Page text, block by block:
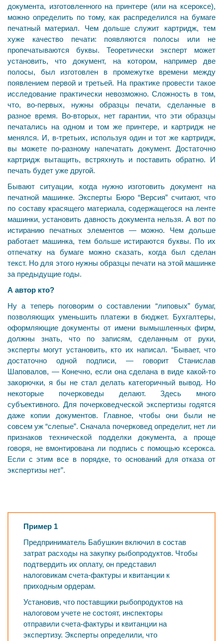
документа, изготовленного на принтере (или на ксероксе),
можно определить по тому, как распределился на бумаге
печатный материал. Чем дольше служит картридж, тем
хуже качество печати: появляются полосы или не
пропечатываются буквы. Теоретически эксперт может
установить, что документ, на котором, например две
полосы, был изготовлен в промежутке времени между
появлением первой и третьей. На практике провести такое
исследование практически невозможно. Сложность в том,
что, во-первых, нужны образцы печати, сделанные в
разное время. Во-вторых, нет гарантии, что эти образцы
печатались на одном и том же принтере, и картридж не
менялся. И, в-третьих, используя один и тот же картридж,
вы можете по-разному напечатать документ. Достаточно
картридж вытащить, встряхнуть и поставить обратно. И
печать будет уже другой.
Бывают ситуации, когда нужно изготовить документ на
печатной машинке. Эксперты Бюро “Версия” считают, что
по составу красящего материала, содержащегося на ленте
машинки, установить давность документа нельзя. А вот по
истиранию печатных элементов — можно. Чем дольше
работает машинка, тем больше истираются буквы. По их
отпечатку на бумаге можно сказать, когда был сделан
текст. Но для этого нужны образцы печати на этой машинке
за предыдущие годы.
А автор кто?
Ну а теперь поговорим о составлении “липовых” бумаг,
позволяющих уменьшить платежи в бюджет. Бухгалтеры,
оформляющие документы от имени вымышленных фирм,
должны знать, что по записям, сделанным от руки,
эксперты могут установить, кто их написал. “Бывает, что
достаточно одной подписи, — говорит Станислав
Шаповалов, — Конечно, если она сделана в виде какой-то
закорючки, я бы не стал делать категоричный вывод. Но
некоторые почерковеды делают. Здесь много
субъективного. Для почерковедческой экспертизы годятся
даже копии документов. Главное, чтобы они были не
совсем уж “слепые”. Сначала почерковед определит, нет ли
признаков технической подделки документа, а проще
говоря, не вмонтирована ли подпись с помощью ксерокса.
Если с этим все в порядке, то оснований для отказа от
экспертизы нет”.
Пример 1
Предприниматель Бабушкин включил в состав
затрат расходы на закупку рыбопродуктов. Чтобы
подтвердить их оплату, он представил
налоговикам счета-фактуры и квитанции к
приходным ордерам.
Установив, что поставщики рыбопродуктов на
налоговом учете не состоят, инспекторы
отправили счета-фактуры и квитанции на
экспертизу. Эксперты определили, что